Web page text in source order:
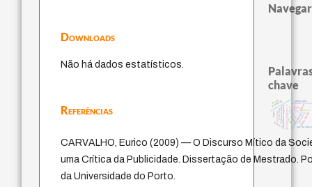
Downloads
Não há dados estatísticos.
Referências
CARVALHO, Eurico (2009) — O Discurso Mítico da
uma Crítica da Publicidade. Dissertação de Mestrado.
da Universidade do Porto.
Navegar
chave
fundamentalismo
jacobi
protágoras
experiência temporal
metafísica do tempo género
idade
intolerância
identidade
homem-medidafilosofias indígenas
j.c.m. neto palavra
perdón
leyes
violencia
guayaquil
logos direito romano
pedagogia
lei
desejo
mind
philosophy
arte de